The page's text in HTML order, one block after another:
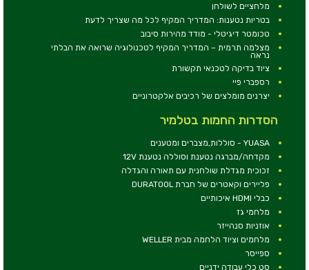
מלחציים לשולחן
בטריות נטענות: המדריך המקיף לכל מה שצריך לדעת
טכומטר דיגיטלי - מודד מהירות סיבוב
מצלמה תרמית – המדריך המקיף לטכנולוגיה שרואה את הבלתי
נראה
ציוד בדיקה לטכנאי תקשורת
רספברי פיי
יצרנים מומלצים של רכיבים אלקטרוניים
הסדרות החמות בטלמיר
YUASA - סוללות,מצברים ומטענים
מקדחה/מברגה נטענת וסוללה נטענת 12V
זכוכית מגדלת שולחנית עם תאורה והגדלה
פליירים וקאטרים של חברת DURATOOL
כבלי HDMI איכותיים
מלחמי גז
אוזניות סנהייזר
מלחמים וציוד הלחמה מבית WELLER
ספייסר
סט כלי עבודה ידניים